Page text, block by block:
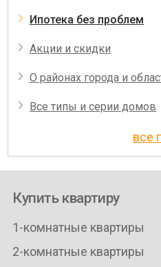
Ипотека без проблем
Акции и скидки
О районах города и
Все типы и серии домов
все
Купить квартиру
1-комнатные квартиры
2-комнатные квартиры